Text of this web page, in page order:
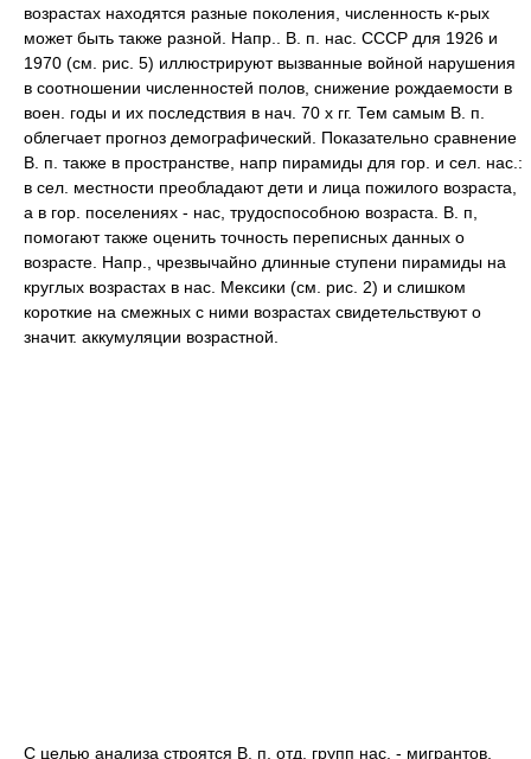
возрастах находятся разные поколения, численность к-рых
может быть также разной. Напр.. В. п. нас. СССР для 1926 и
1970 (см. рис. 5) иллюстрируют вызванные войной нарушения
в соотношении численностей полов, снижение рождаемости в
воен. годы и их последствия в нач. 70 х гг. Тем самым В. п.
облегчает прогноз демографический. Показательно сравнение
В. п. также в пространстве, напр пирамиды для гор. и сел. нас.:
в сел. местности преобладают дети и лица пожилого возраста,
а в гор. поселениях - нас, трудоспособною возраста. В. п,
помогают также оценить точность переписных данных о
возрасте. Напр., чрезвычайно длинные ступени пирамиды на
круглых возрастах в нас. Мексики (см. рис. 2) и слишком
короткие на смежных с ними возрастах свидетельствуют о
значит. аккумуляции возрастной.
С целью анализа строятся В. п. отд. групп нас. - мигрантов,